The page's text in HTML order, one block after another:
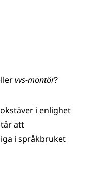
vvs-montör?
i enlighet
att
i språkbruket